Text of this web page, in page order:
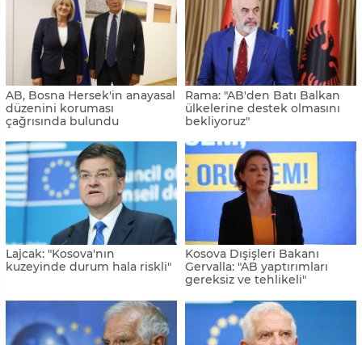
AB, Bosna Hersek'in anayasal
düzenini koruması
çağrısında bulundu
Rama: "AB'den Batı Balkan
ülkelerine destek olmasını
bekliyoruz"
Lajcak: "Kosova'nın
kuzeyinde durum hala riskli"
Kosova Dışişleri Bakanı
Gervalla: "AB yaptırımları
gereksiz ve tehlikeli"